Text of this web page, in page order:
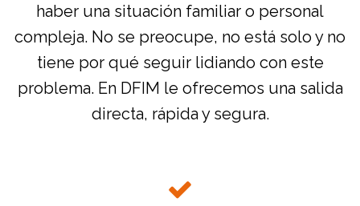
haber una situación familiar o personal
compleja. No se preocupe, no está solo y no
tiene por qué seguir lidiando con este
problema. En DFIM le ofrecemos una salida
directa, rápida y segura.